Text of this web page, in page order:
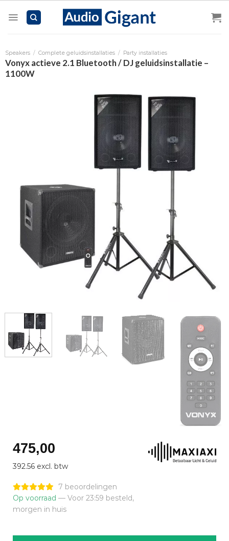
Speakers / Complete geluidsinstallaties / Party installaties
Vonyx actieve 2.1 Bluetooth / DJ geluidsinstallatie –
1100W
475,00
392.56 excl. btw
7 beoordelingen
Op voorraad — Voor 23:59 besteld,
morgen in huis